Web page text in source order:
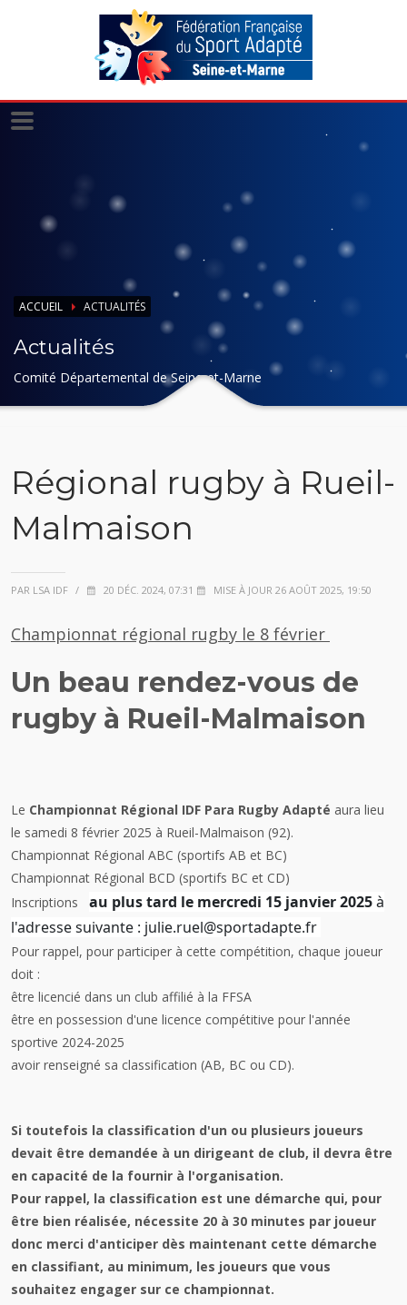
ACCUEIL ACTUALITÉS
Actualités
Comité Départemental de Seine-et-Marne
Régional rugby à Rueil-
Malmaison
PAR LSA IDF / 20 DÉC. 2024, 07:31 MISE À JOUR 26 AOÛT 2025, 19:50
Championnat régional rugby le 8 février
Un beau rendez-vous de
rugby à Rueil-Malmaison
Le Championnat Régional IDF Para Rugby Adapté aura lieu
le samedi 8 février 2025 à Rueil-Malmaison (92).
Championnat Régional ABC (sportifs AB et BC)
Championnat Régional BCD (sportifs BC et CD)
Inscriptions au plus tard le mercredi 15 janvier 2025à
l'adresse suivante : julie.ruel@sportadapte.fr
Pour rappel, pour participer à cette compétition, chaque joueur
doit :
être licencié dans un club affilié à la FFSA
être en possession d'une licence compétitive pour l'année
sportive 2024-2025
avoir renseigné sa classification (AB, BC ou CD).
Si toutefois la classification d'un ou plusieurs joueurs
devait être demandée à un dirigeant de club, il devra être
en capacité de la fournir à l'organisation.
Pour rappel, la classification est une démarche qui, pour
être bien réalisée, nécessite 20 à 30 minutes par joueur
donc merci d'anticiper dès maintenant cette démarche
en classifiant, au minimum, les joueurs que vous
souhaitez engager sur ce championnat.
Panneau de gestion des cookies